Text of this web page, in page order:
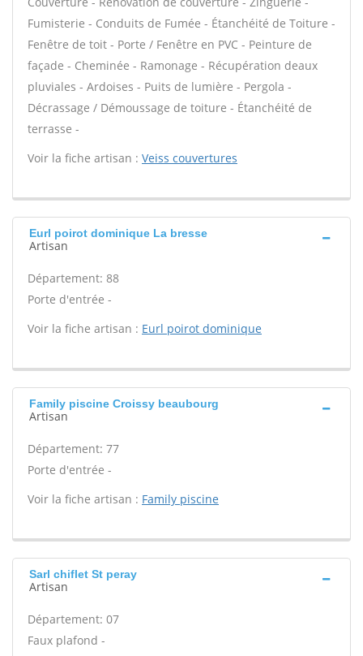
Fumisterie - Conduits de Fumée - Étanchéité de Toiture -
Fenêtre de toit - Porte / Fenêtre en PVC - Peinture de
façade - Cheminée - Ramonage - Récupération deaux
pluviales - Ardoises - Puits de lumière - Pergola -
Décrassage / Démoussage de toiture - Étanchéité de
terrasse -
Voir la fiche artisan : Veiss couvertures
Eurl poirot dominique La bresse
Artisan
Département: 88
Porte d'entrée -
Voir la fiche artisan : Eurl poirot dominique
Family piscine Croissy beaubourg
Artisan
Département: 77
Porte d'entrée -
Voir la fiche artisan : Family piscine
Sarl chiflet St peray
Artisan
Département: 07
Faux plafond -